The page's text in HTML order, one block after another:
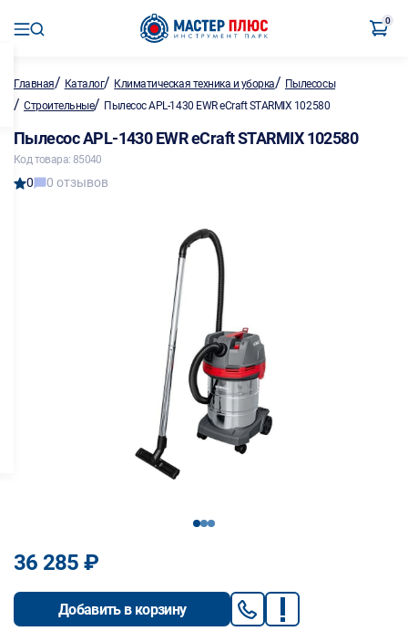
0
Главная/ Каталог/ Климатическая техника и уборка/ Пылесосы
/ Строительные/ Пылесос APL-1430 EWR eCraft STARMIX 102580
Пылесос APL-1430 EWR eCraft STARMIX 102580
Код товара: 85040
0 0 отзывов
123
36 285 ₽
Добавить в корзину